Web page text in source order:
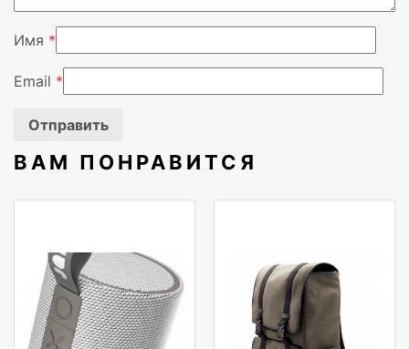
Глубина, мм 40
Вендор Xiaomi
Имя *
Email *
ВАМ ПОНРАВИТСЯ